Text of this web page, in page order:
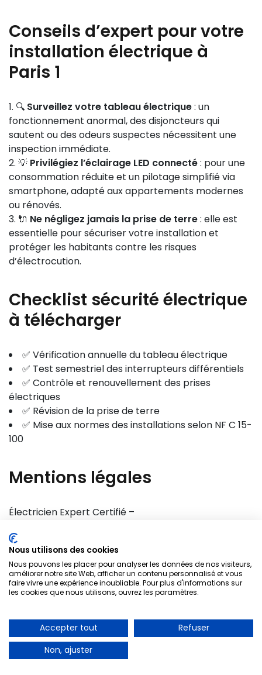
Conseils d’expert pour votre
installation électrique à
Paris 1
🔍 Surveillez votre tableau électrique: un
fonctionnement anormal, des disjoncteurs qui
sautent ou des odeurs suspectes nécessitent une
inspection immédiate.
💡 Privilégiez l’éclairage LED connecté: pour une
consommation réduite et un pilotage simplifié via
smartphone, adapté aux appartements modernes
ou rénovés.
🔌 Ne négligez jamais la prise de terre: elle est
essentielle pour sécuriser votre installation et
protéger les habitants contre les risques
d’électrocution.
Checklist sécurité électrique
à télécharger
✅ Vérification annuelle du tableau électrique
✅ Test semestriel des interrupteurs différentiels
✅ Contrôle et renouvellement des prises
électriques
✅ Révision de la prise de terre
✅ Mise aux normes des installations selon NF C 15-
100
Mentions légales
Électricien Expert Certifié –
Numéro d’appel d’urgence :
24h/24)
Demanded'intervention 👋!
Vous pouvez utiliser notre formulaire de demande
d'intervention.
Electricien Paris 1 75001
A PARTIR DE 30€
Dépannage d’urgence
Nous utilisons des cookies
Nous pouvons les placer pour analyser les données de nos visiteurs,
améliorer notre site Web, afficher un contenu personnalisé et vous
faire vivre une expérience inoubliable. Pour plus d'informations sur
les cookies que nous utilisons, ouvrez les paramètres.
Accepter tout
Refuser
Non, ajuster